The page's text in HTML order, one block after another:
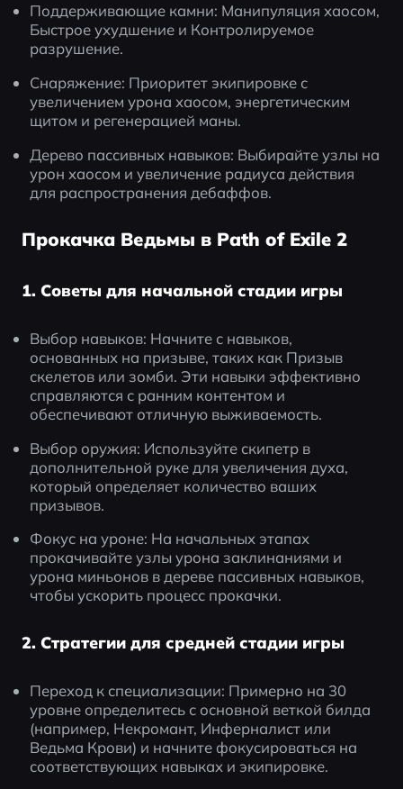
Поддерживающие камни: Манипуляция хаосом,
Быстрое ухудшение и Контролируемое
разрушение.
Снаряжение: Приоритет экипировке с
увеличением урона хаосом, энергетическим
щитом и регенерацией маны.
Дерево пассивных навыков: Выбирайте узлы на
урон хаосом и увеличение радиуса действия
для распространения дебаффов.
Прокачка Ведьмы в Path of Exile 2
1. Советы для начальной стадии игры
Выбор навыков: Начните с навыков,
основанных на призыве, таких как Призыв
скелетов или зомби. Эти навыки эффективно
справляются с ранним контентом и
обеспечивают отличную выживаемость.
Выбор оружия: Используйте скипетр в
дополнительной руке для увеличения духа,
который определяет количество ваших
призывов.
Фокус на уроне: На начальных этапах
прокачивайте узлы урона заклинаниями и
урона миньонов в дереве пассивных навыков,
чтобы ускорить процесс прокачки.
2. Стратегии для средней стадии игры
Переход к специализации: Примерно на 30
уровне определитесь с основной веткой билда
(например, Некромант, Инферналист или
Ведьма Крови) и начните фокусироваться на
соответствующих навыках и экипировке.